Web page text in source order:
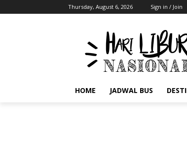
Thursday, August 6, 2026 Sign in / Join
HOME JADWAL BUS